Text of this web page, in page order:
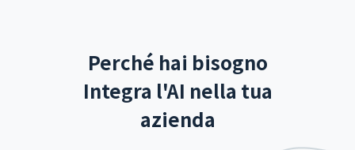
Perché hai bisogno
Integra l'AI nella tua
azienda